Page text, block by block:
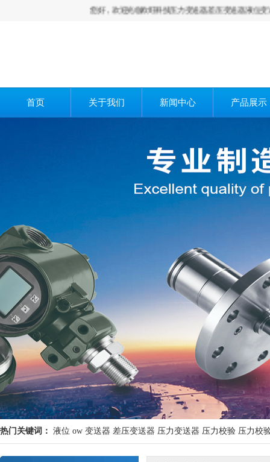
您好，欢迎光临欧旺科技压力变送器,差压变送器,液位变送器,
首页 关于我们 新闻中心 产品展示
热门关键词： 液位 ow 变送器 差压变送器 压力变送器 压力校验 压力校